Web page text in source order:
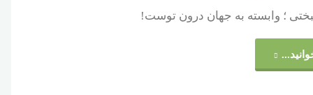
؛ وابسته به جهان درون توست!